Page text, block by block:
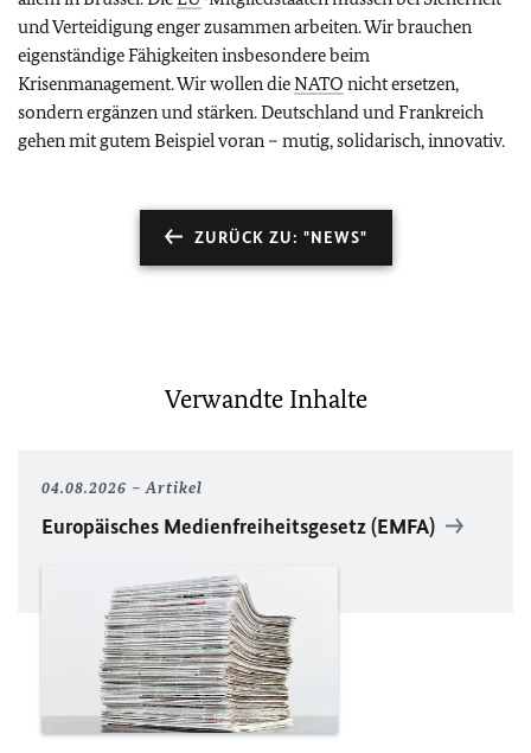
und Verteidigung enger zusammen arbeiten. Wir brauchen
eigenständige Fähigkeiten insbesondere beim
Krisenmanagement. Wir wollen dieNATO nicht ersetzen,
sondern ergänzen und stärken. Deutschland und Frankreich
gehen mit gutem Beispiel voran – mutig, solidarisch, innovativ.
ZURÜCK ZU: "NEWS"
Verwandte Inhalte
04.08.2026 Artikel
Europäisches Medienfreiheitsgesetz (EMFA)